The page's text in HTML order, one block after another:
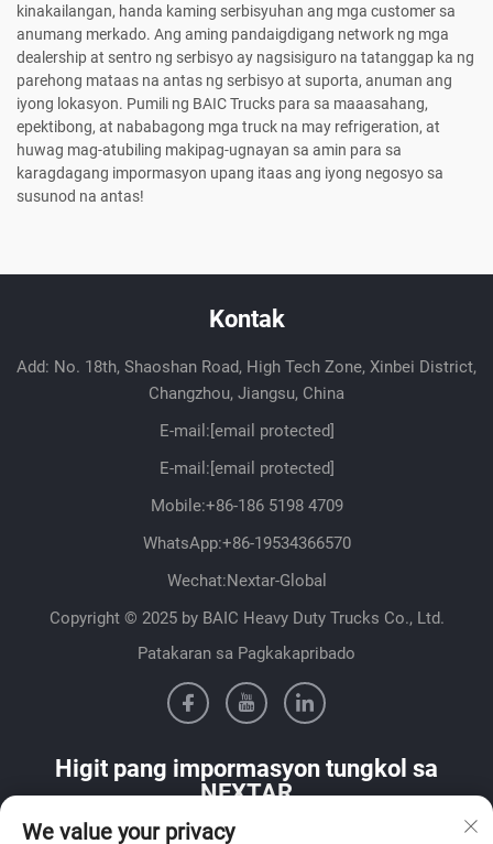
kinakailangan, handa kaming serbisyuhan ang mga customer sa
anumang merkado. Ang aming pandaigdigang network ng mga
dealership at sentro ng serbisyo ay nagsisiguro na tatanggap ka ng
parehong mataas na antas ng serbisyo at suporta, anuman ang
iyong lokasyon. Pumili ng BAIC Trucks para sa maaasahang,
epektibong, at nababagong mga truck na may refrigeration, at
huwag mag-atubiling makipag-ugnayan sa amin para sa
karagdagang impormasyon upang itaas ang iyong negosyo sa
susunod na antas!
Kontak
Add: No. 18th, Shaoshan Road, High Tech Zone, Xinbei District,
Changzhou, Jiangsu, China
E-mail:[email protected]
E-mail:[email protected]
Mobile:+86-186 5198 4709
WhatsApp:+86-19534366570
Wechat:Nextar-Global
Copyright © 2025 by BAIC Heavy Duty Trucks Co., Ltd.
Patakaran sa Pagkakapribado
Higit pang impormasyon tungkol sa
NEXTAR
We value your privacy